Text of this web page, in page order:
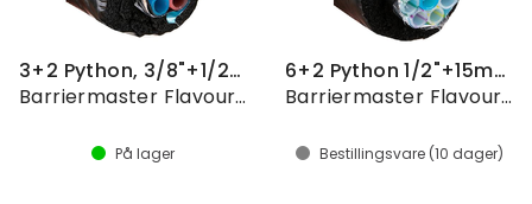
3+2 Python, 3/8"+1/2", pris pr. meter
Barriermaster Flavourlock
På lager
6+2 Python 1/2"+15mm, pris pr. meter
Barriermaster Flavourlock
Bestillingsvare (10 dager)